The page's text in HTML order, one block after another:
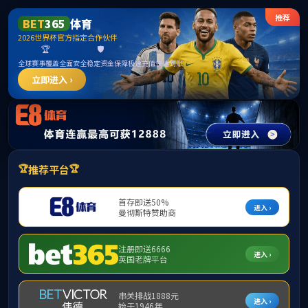
BEATS365(中国区)-唯一官方网站
首页 学院概况 团队队伍 公司产品 教
返回学院首页
本科招生
研究生招生
本科招生
★ 国家级一流本科专业建设
·★ 自治区级一流本科专业建设
·★ 国家级一流本科专业建设点
共3条 1/1 下页 尾页